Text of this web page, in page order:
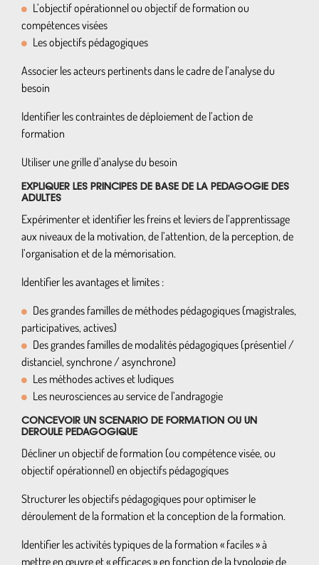
L’objectif opérationnel ou objectif de formation ou
compétences visées
Les objectifs pédagogiques
Associer les acteurs pertinents dans le cadre de l’analyse du
besoin
Identifier les contraintes de déploiement de l’action de
formation
Utiliser une grille d’analyse du besoin
EXPLIQUER LES PRINCIPES DE BASE DE LA PEDAGOGIE DES
ADULTES
Expérimenter et identifier les freins et leviers de l’apprentissage
aux niveaux de la motivation, de l’attention, de la perception, de
l’organisation et de la mémorisation.
Identifier les avantages et limites :
Des grandes familles de méthodes pédagogiques (magistrales,
participatives, actives)
Des grandes familles de modalités pédagogiques (présentiel /
distanciel, synchrone / asynchrone)
Les méthodes actives et ludiques
Les neurosciences au service de l’andragogie
CONCEVOIR UN SCENARIO DE FORMATION OU UN
DEROULE PEDAGOGIQUE
Décliner un objectif de formation (ou compétence visée, ou
objectif opérationnel) en objectifs pédagogiques
Structurer les objectifs pédagogiques pour optimiser le
déroulement de la formation et la conception de la formation.
Identifier les activités typiques de la formation « faciles » à
mettre en œuvre et « efficaces » en fonction de la typologie de